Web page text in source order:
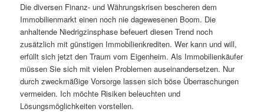
Die diversen Finanz- und Währungskrisen bescheren dem
Immobilienmarkt einen noch nie dagewesenen Boom. Die
anhaltende Niedrigzinsphase befeuert diesen Trend noch
zusätzlich mit günstigen Immobilienkrediten. Wer kann und will,
erfüllt sich jetzt den Traum vom Eigenheim. Als Immobilienkäufer
müssen Sie sich mit vielen Problemen auseinandersetzen. Nur
durch zweckmäßige Vorsorge lassen sich böse Überraschungen
vermeiden. Ich möchte Risiken beleuchten und
Lösungsmöglichkeiten vorstellen.